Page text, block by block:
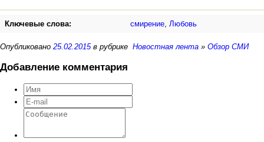
Ключевые слова: смирение, Любовь
Опубликовано 25.02.2015в рубрике Новостная лента » Обзор СМИ
Добавление комментария